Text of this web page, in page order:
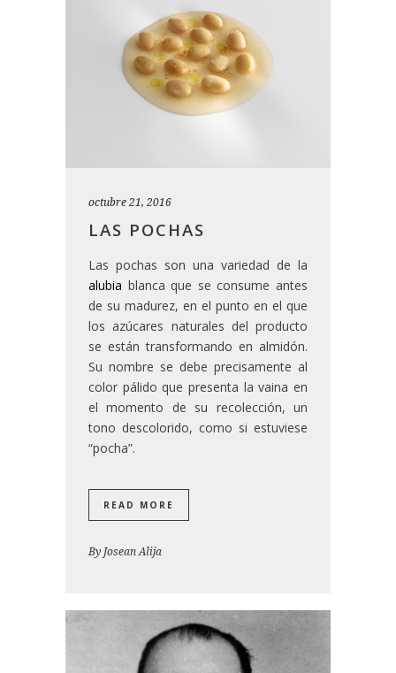
octubre 21, 2016
LAS POCHAS
Las pochas son una variedad de la
alubia blanca que se consume antes
de su madurez, en el punto en el que
los azúcares naturales del producto
se están transformando en almidón.
Su nombre se debe precisamente al
color pálido que presenta la vaina en
el momento de su recolección, un
tono descolorido, como si estuviese
“pocha”.
READ MORE
By Josean Alija